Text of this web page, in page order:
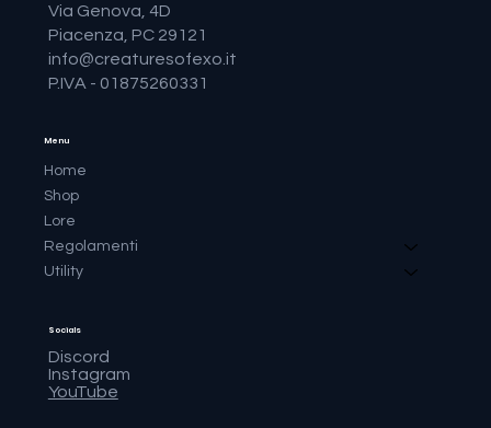
Via Genova, 4D
Piacenza, PC 29121
info@creaturesofexo.it
P.IVA - 01875260331
Menu
Home
Shop
Lore
Regolamenti
Utility
Discord
Instagram
YouTube
Socials